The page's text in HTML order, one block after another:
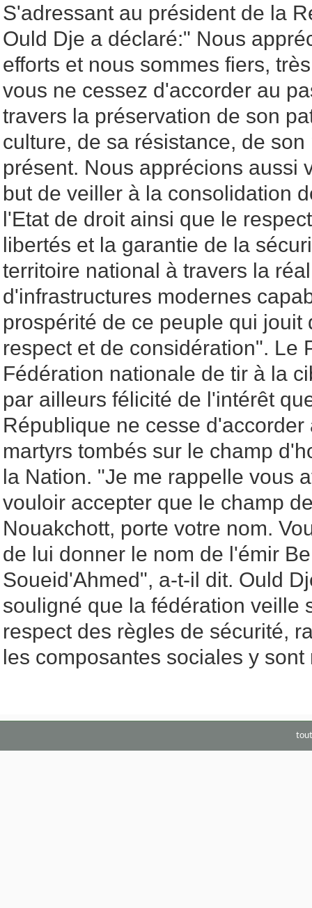
S'adressant au président de la
Ould Dje a déclaré:" Nous
efforts et nous sommes fiers,
vous ne cessez d'accorder au
travers la préservation de son
culture, de sa résistance, de
présent. Nous apprécions aussi
but de veiller à la consolidation
l'Etat de droit ainsi que le
libertés et la garantie de la
territoire national à travers la
d'infrastructures modernes
prospérité de ce peuple qui jouit
respect et de considération". Le
Fédération nationale de tir à la
par ailleurs félicité de l'intérêt
République ne cesse
martyrs tombés sur le champ
la Nation. "Je me rappelle vous
vouloir accepter que le champ
Nouakchott, porte votre nom.
de lui donner le nom de l'émir
Soueid'Ahmed", a-t-il dit. Ould
souligné que la fédération veille
respect des règles de sécurité,
les composantes sociales y sont